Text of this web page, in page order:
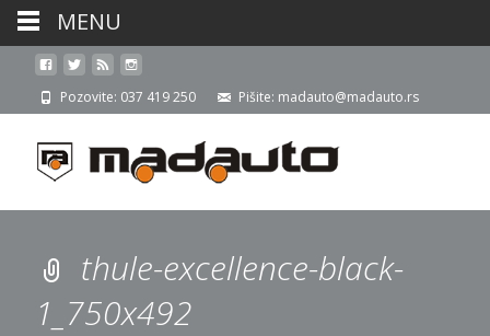
Pozovite: 037 419 250 Pišite: madauto@madauto.rs
thule-excellence-black-
1_750x492
MENU